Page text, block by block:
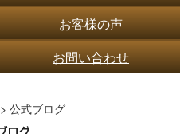
お客様の声
お問い合わせ
> 公式ブログ